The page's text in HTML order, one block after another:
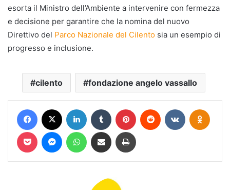
esorta il Ministro dell’Ambiente a intervenire con fermezza
e decisione per garantire che la nomina del nuovo
Direttivo del Parco Nazionale del Cilento sia un esempio di
progresso e inclusione.
cilento fondazione angelo vassallo
Facebook LinkedIn Tumblr Pinterest Reddit VKontakte
Pocket MessengerWhatsAppCondividi via mail Stampa